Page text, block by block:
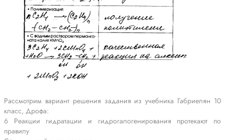
Рассмотрим вариант решения задания из учебника Габриелян 10
класс, Дрофа:
6 Реакции гидратации и гидрогалогенирования протекают по
правилу